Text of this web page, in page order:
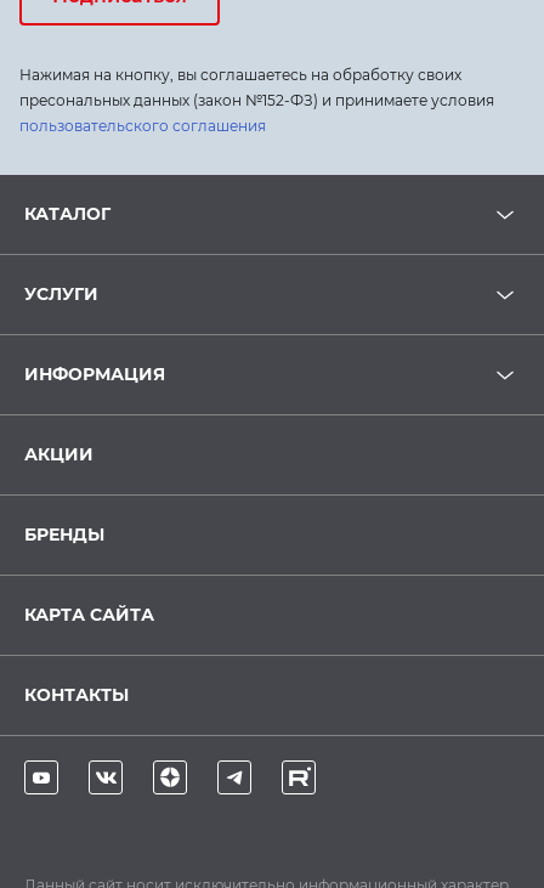
Нажимая на кнопку, вы соглашаетесь на обработку своих
пресональных данных (закон №152-ФЗ) и принимаете условия
пользовательского соглашения
КАТАЛОГ
УСЛУГИ
ИНФОРМАЦИЯ
АКЦИИ
БРЕНДЫ
КАРТА САЙТА
КОНТАКТЫ